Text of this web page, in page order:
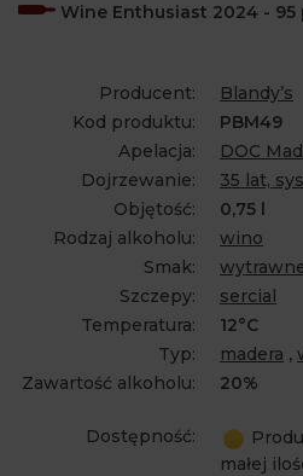
Wine Enthusiast 2024 -
Producent:
Blandy’s
Kod produktu:
PBM49
Apelacja:
DOC
Dojrzewanie:
35 lat,
Objętość:
0,75 l
Rodzaj alkoholu:
wino
Smak:
Szczepy:
sercial
Temperatura:
12°C
Typ:
madera ,
Zawartość alkoholu:
20%
Dostępność:
małej